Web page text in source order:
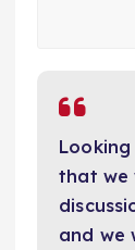
that we
and we